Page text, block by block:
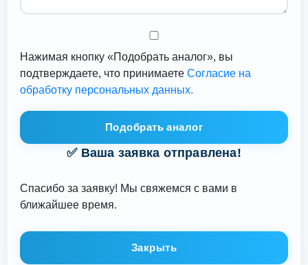
Нажимая кнопку «Подобрать аналог», вы
подтверждаете, что принимаетеСогласие на
обработку персональных данных.
Подобрать аналог
✅ Ваша заявка отправлена!
Спасибо за заявку! Мы свяжемся с вами в
ближайшее время.
Закрыть